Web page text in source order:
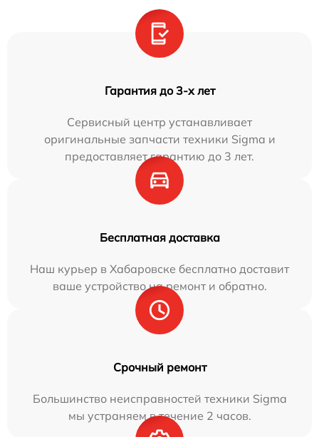
Гарантия до 3-х лет
Сервисный центр устанавливает
оригинальные запчасти техники Sigma и
предоставляет гарантию до 3 лет.
Бесплатная доставка
Наш курьер в Хабаровске бесплатно доставит
ваше устройство на ремонт и обратно.
Срочный ремонт
Большинство неисправностей техники Sigma
мы устраняем в течение 2 часов.